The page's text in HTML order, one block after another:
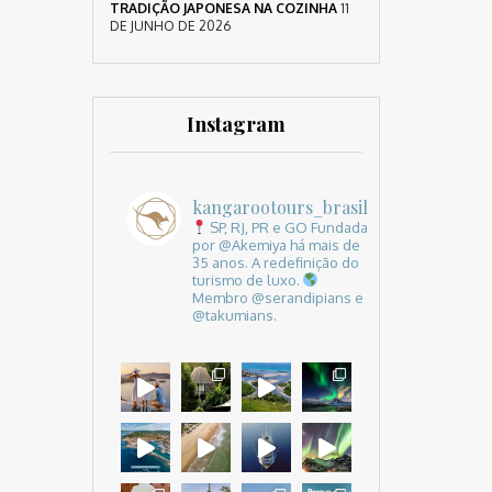
TRADIÇÃO JAPONESA NA COZINHA 11
DE JUNHO DE 2026
Instagram
kangarootours_brasil
SP, RJ, PR e GO Fundada
por @Akemiya há mais de
35 anos. A redefinição do
turismo de luxo.
Membro @serandipians e
@takumians.